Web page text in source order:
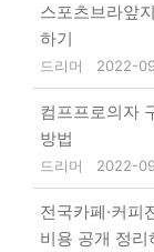
스포츠브라앞
하기
드리머 2022-
컴프프로의자
방법
드리머 2022-
전국카페·커
비용 공개 정리